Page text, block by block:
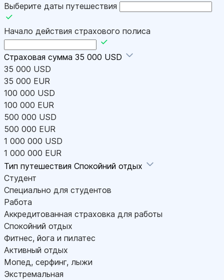
Выберите даты путешествия
Начало действия страхового полиса
Страховая сумма 35 000 USD
35 000 USD
35 000 EUR
100 000 USD
100 000 EUR
500 000 USD
500 000 EUR
1 000 000 USD
1 000 000 EUR
Тип путешествия Спокойний отдых
Студент
Специально для студентов
Работа
Аккредитованная страховка для работы
Спокойний отдых
Фитнес, йога и пилатес
Активный отдых
Мопед, серфинг, лыжи
Экстремальная